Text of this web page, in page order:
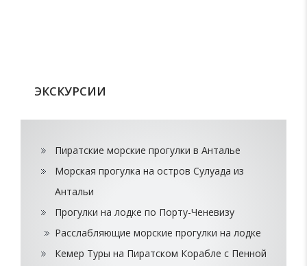
ЭКСКУРСИИ
Пиратские морские прогулки в Анталье
Морская прогулка на остров Сулуада из
Антальи
Прогулки на лодке по Порту-Ченевизу
Расслабляющие морские прогулки на лодке
Кемер Туры на Пиратском Корабле с Пенной